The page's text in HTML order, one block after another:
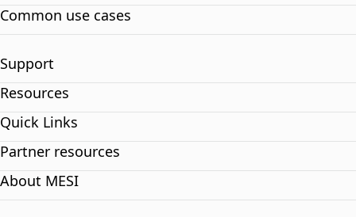
Common use cases
Support
Resources
Quick Links
Partner resources
About MESI